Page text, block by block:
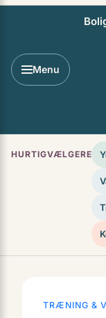
Menu
HURTIGVÆLGERE
TRÆNING &